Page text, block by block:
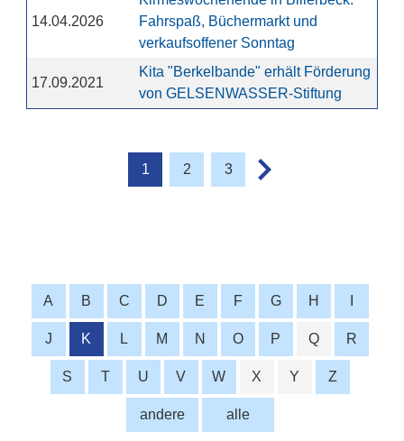
14.04.2026
Fahrspaß, Büchermarkt und
verkaufsoffener Sonntag
17.09.2021
Kita "Berkelbande" erhält Förderung
von GELSENWASSER-Stiftung
1 2 3
alle
A B C D E F G H
J K L M N O P Q R
S T U V W X Y Z
andere